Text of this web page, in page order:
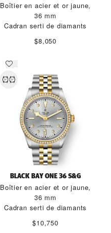
Boîtier en acier et or jaune,
36 mm
Cadran serti de diamants
$8,050
BLACK BAY ONE 36 S&G
Boîtier en acier et or jaune,
36 mm
Cadran serti de diamants
$10,750